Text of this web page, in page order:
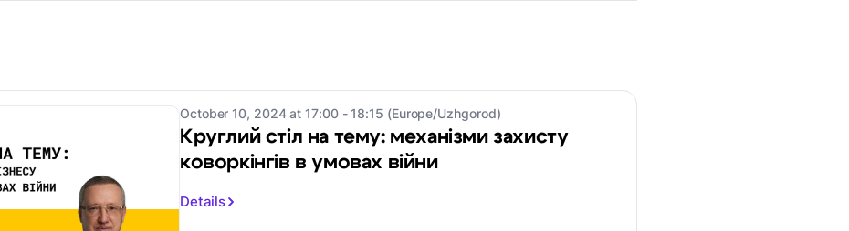
October 10, 2024 at 17:00 - 18:15 (Europe/Uzhgorod)
Круглий стіл на тему: механізми захисту
коворкінгів в умовах війни
Details